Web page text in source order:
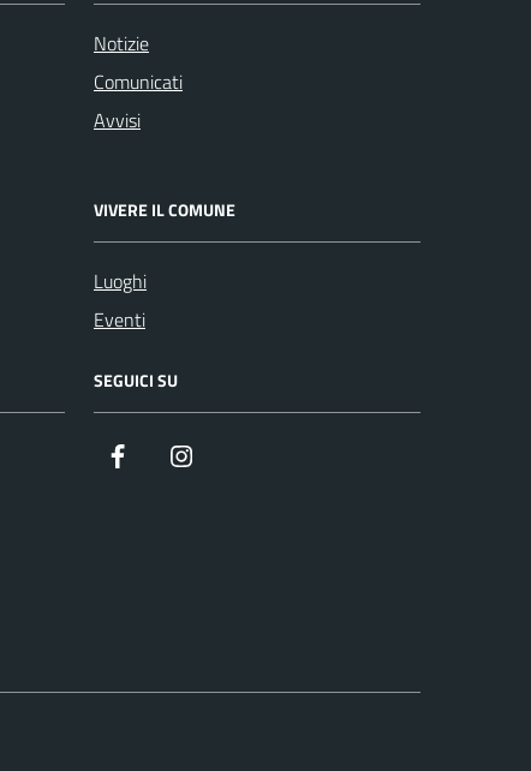
Notizie
Comunicati
Avvisi
VIVERE IL COMUNE
Luoghi
Eventi
SEGUICI SU
Facebook